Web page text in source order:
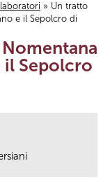
» Un tratto
e il Sepolcro di
il Sepolcro